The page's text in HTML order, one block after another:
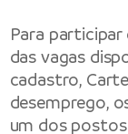
Para
das vagas
cadastro,
desemprego,
um dos postos